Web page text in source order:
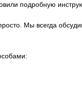
подробную
Мы всегда